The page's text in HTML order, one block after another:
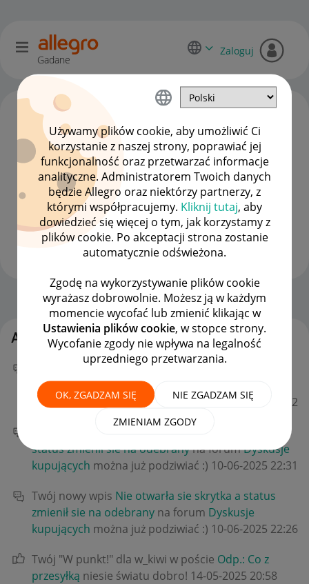
Używamy plików cookie, aby umożliwić Ci
korzystanie z naszej strony, poprawiać jej
funkcjonalność oraz przetwarzać informacje
analityczne. Administratorem Twoich danych
będzie Allegro oraz niektórzy partnerzy, z
którymi współpracujemy. Kliknij tutaj, aby
dowiedzieć się więcej o tym, jak korzystamy z
plików cookie. Po akceptacji strona zostanie
automatycznie odświeżona.
Zgodę na wykorzystywanie plików cookie
wyrażasz dobrowolnie. Możesz ją w każdym
momencie wycofać lub zmienić klikając w
Ustawienia plików cookie, w stopce strony.
Wycofanie zgody nie wpływa na legalność
uprzedniego przetwarzania.
OK, ZGADZAM SIĘ NIE ZGADZAM SIĘ
ZMIENIAM ZGODY
Gadane
Zaloguj
Dar_Ma
#7 Wielbiciel
Strona Główna OPCJE
Aktywność Dar_Ma
Twój nowy wpis
Odp.: Nie otwarła sie skrytka a
status zmienił sie na odebrany
kupującychmożna już podziwiać :)‎10-06-2025
22:32
status zmienił sie na odebranyna forumDyskusje
kupujących można już podziwiać :) ‎10-06-2025 22:31
Twój nowy wpis Nie otwarła sie skrytka a status
zmienił sie na odebrany na forum Dyskusje
kupujących można już podziwiać :) ‎10-06-2025 22:26
Twój "W punkt!" dla w_kiwi w poście Odp.: Co z
przesyłką niesie światu dobro! ‎14-05-2025 20:58